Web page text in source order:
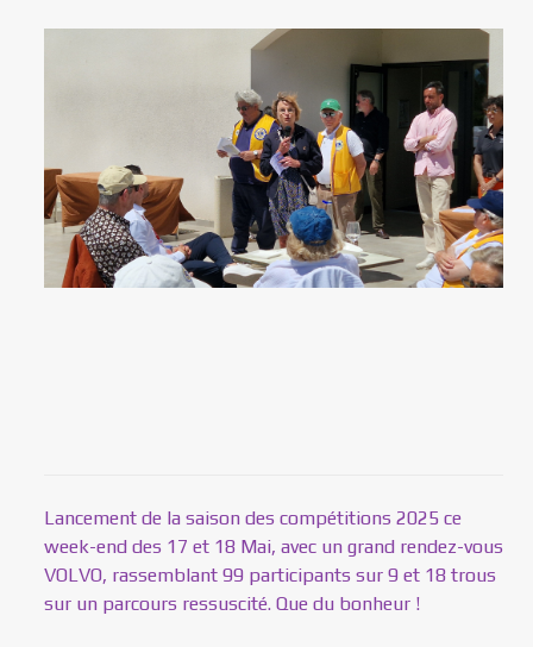
Lancement de la saison des compétitions 2025 ce
week-end des 17 et 18 Mai, avec un grand rendez-vous
VOLVO, rassemblant 99 participants sur 9 et 18 trous
sur un parcours ressuscité. Que du bonheur !